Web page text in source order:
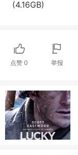
(4.16GB)
点赞 0 举报